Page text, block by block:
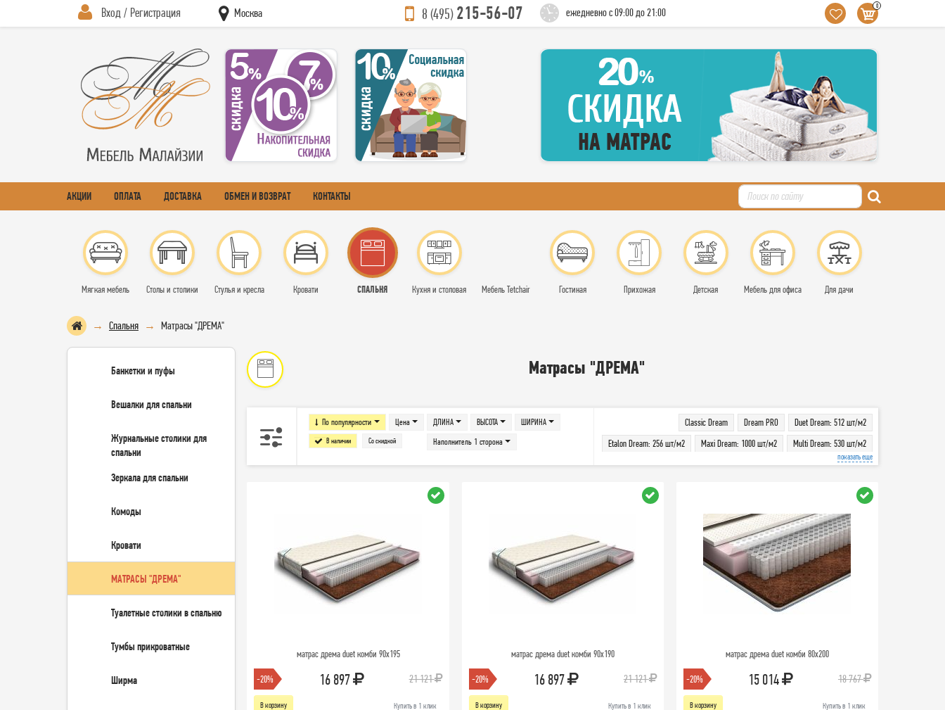
Вход / Регистрация Москва 8 (495)215-56-07 ежедневно с 09:00 до 21:00
0
АКЦИИ ОПЛАТА ДОСТАВКА ОБМЕН И ВОЗВРАТ КОНТАКТЫ
Мягкая мебель Столы и столики Стулья и кресла Кровати СПАЛЬНЯ Кухня и столовая Мебель Tetchair Гостиная Прихожая Детская Мебель для офиса Для дачи
Спальня Матрасы "ДРЕМА"
Банкетки и пуфы
Вешалки для спальни
Журнальные столики для
спальни
Зеркала для спальни
Комоды
Кровати
МАТРАСЫ "ДРЕМА"
Туалетные столики в спальню
Тумбы прикроватные
Ширма
Матрасы "ДРЕМА"
По популярности Цена
В наличии Со скидкой
ДЛИНА ВЫСОТА
ШИРИНА
Наполнитель 1 сторона
Classic Dream Dream PRO
Duet Dream: 512 шт/м2
Etalon Dream: 256 шт/м2
Maxi Dream: 1000 шт/м2
Multi Dream: 530 шт/м2
Regular Dream: 164 шт/м2
показать еще
матрас дрема duet комби 90х195
-20% 16 897 21 121
В корзину Купить в 1 клик
матрас дрема duet комби 90х190
-20% 16 897 21 121
В корзину Купить в 1 клик
матрас дрема duet комби 80х200
-20% 15 014 18 767
В корзину Купить в 1 клик